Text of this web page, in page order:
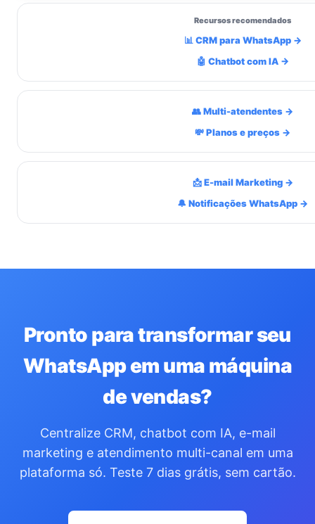
Recursos recomendados
📊 CRM para WhatsApp →
🤖 Chatbot com IA →
👥 Multi-atendentes →
💸 Planos e preços →
📩 E-mail Marketing →
🔔 Notificações WhatsApp →
Pronto para transformar seu
WhatsApp em uma máquina
de vendas?
Centralize CRM, chatbot com IA, e-mail
marketing e atendimento multi-canal em uma
plataforma só. Teste 7 dias grátis, sem cartão.